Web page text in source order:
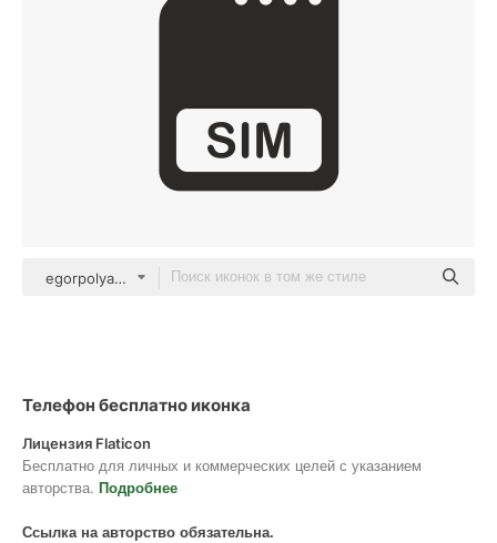
egorpolyakov Others
Телефон бесплатно иконка
Лицензия Flaticon
Бесплатно для личных и коммерческих целей с указанием
авторства. Подробнее
Ссылка на авторство обязательна.